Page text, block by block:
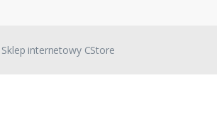
Sklep internetowy CStore